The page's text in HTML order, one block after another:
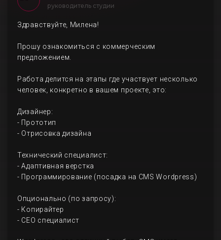
руководитель студии
Здравствуйте, Милена!
Прошу ознакомиться с коммерческим
предложением.
Работа делится на этапы где участвует несколько
человек, конкретно в вашем проекте, это:
Дизайнер:
- Прототип
- Отрисовка дизайна
Технический специалист:
- Адаптивная верстка
- Программирование (посадка на CMS Wordpress)
Опционально (по запросу):
- Копирайтер
- СЕО специалист